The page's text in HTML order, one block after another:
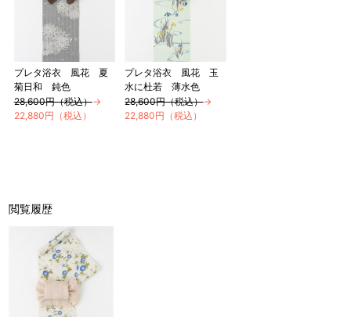
プレタ浴衣 風花 夏
菊日和 鈍色
28,600円（税込）→
22,880円（税込）
プレタ浴衣 風花 玉
水に杜若 薄水色
28,600円（税込）→
22,880円（税込）
閲覧履歴